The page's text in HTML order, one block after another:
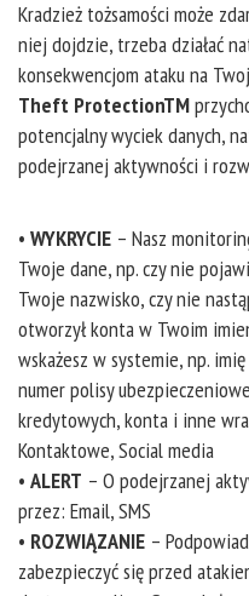
Kradzież tożsamości może
niej dojdzie, trzeba działać
konsekwencjom ataku na
Theft ProtectionTM
potencjalny wyciek danych,
podejrzanej aktywności i
• WYKRYCIE – Nasz
Twoje dane, np. czy nie
Twoje nazwisko, czy nie
otworzył konta w Twoim
wskażesz w systemie, np.
numer polisy
kredytowych, konta i inne
Kontaktowe, Social media
• ALERT – O podejrzanej
przez: Email, SMS
• ROZWIĄZANIE –
zabezpieczyć się przed